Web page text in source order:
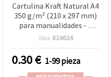
Cartulina Kraft Natural A4
350 g/m² (210 x 297 mm)
para manualidades - 1
hoja
Sku: 824624
0.30€ 1-99 pieza